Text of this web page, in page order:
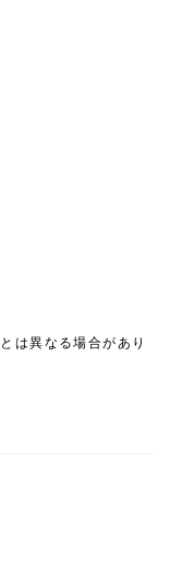
は異なる場合があり